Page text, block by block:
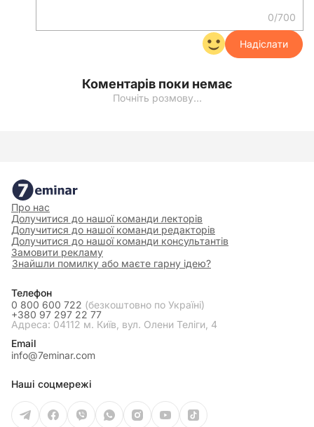
0/700
Надіслати
Коментарів поки немає
Почніть розмову…
Про нас
Долучитися до нашої команди лекторів
Долучитися до нашої команди редакторів
Долучитися до нашої команди консультантів
Замовити рекламу
Знайшли помилку або маєте гарну ідею?
Телефон
0 800 600 722 (безкоштовно по Україні)
+380 97 297 22 77
Адреса: 04112 м. Київ, вул. Олени Теліги, 4
Email
info@7eminar.com
Наші соцмережі